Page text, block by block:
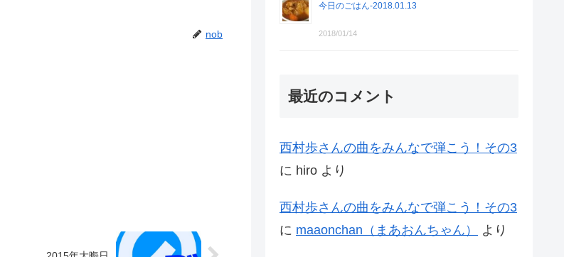
nob
今日のごはん-2018.01.13
2018/01/14
最近のコメント
西村歩さんの曲をみんなで弾こう！その3
に hiro より
西村歩さんの曲をみんなで弾こう！その3
に maaonchan（まあおんちゃん） より